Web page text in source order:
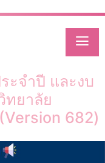
ทย
ะจำปี และงบ
ยาลัย
682)